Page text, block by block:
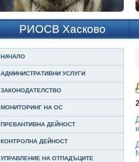
РИОСВ Хасково
НАЧАЛО
АДМИНИСТРАТИВНИ УСЛУГИ
ЗАКОНОДАТЕЛСТВО
МОНИТОРИНГ НА ОС
ПРЕВАНТИВНА ДЕЙНОСТ
КОНТРОЛНА ДЕЙНОСТ
УПРАВЛЕНИЕ НА ОТПАДЪЦИТЕ